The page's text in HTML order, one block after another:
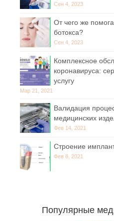
Сен 4, 2023
От чего же
ботокса?
Сен 4, 2023
Комплексное
коронавируса:
услугу
Мар 21, 2021
Валидация
медицинских
Фев 14, 2021
Строение
Фев 8, 2021
Популярные